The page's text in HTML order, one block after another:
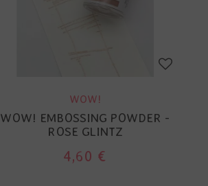
WOW!
WOW! EMBOSSING POWDER -
ROSE GLINTZ
4,60 €